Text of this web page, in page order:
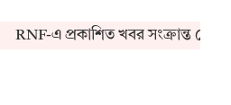
RNF-এ প্রকাশিত খবর সংক্রান্ত